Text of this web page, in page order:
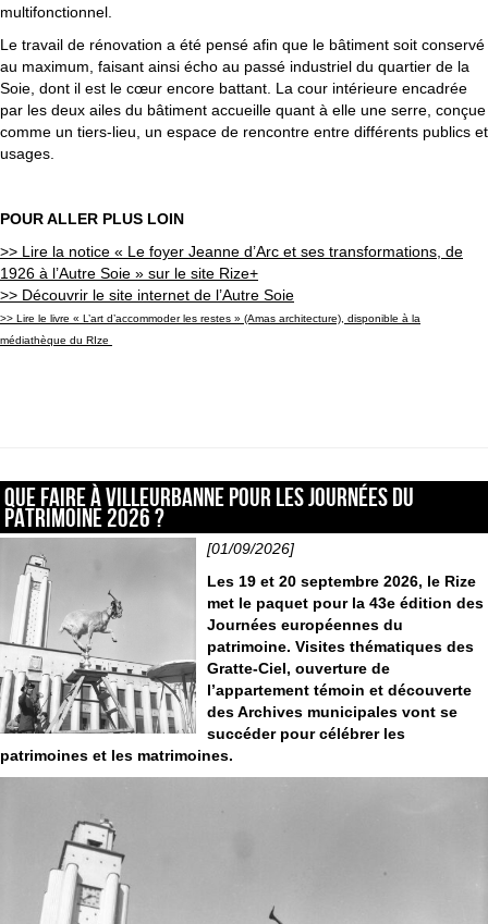
multifonctionnel.
Le travail de rénovation a été pensé afin que le bâtiment soit conservé
au maximum, faisant ainsi écho au passé industriel du quartier de la
Soie, dont il est le cœur encore battant. La cour intérieure encadrée
par les deux ailes du bâtiment accueille quant à elle une serre, conçue
comme un tiers-lieu, un espace de rencontre entre différents publics et
usages.
POUR ALLER PLUS LOIN
>> Lire la notice « Le foyer Jeanne d’Arc et ses transformations, de
1926 à l’Autre Soie » sur le site Rize+
>> Découvrir le site internet de l’Autre Soie
>> Lire le livre « L’art d’accommoder les restes » (Amas architecture), disponible à la
médiathèque du RIze
Que faire à Villeurbanne pour les Journées du
patrimoine 2026 ?
[01/09/2026]
Les 19 et 20 septembre 2026, le Rize
met le paquet pour la 43e édition des
Journées européennes du
patrimoine. Visites thématiques des
Gratte-Ciel, ouverture de
l’appartement témoin et découverte
des Archives municipales vont se
succéder pour célébrer les
patrimoines et les matrimoines.